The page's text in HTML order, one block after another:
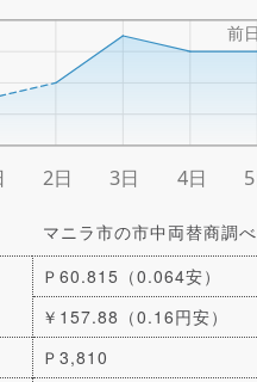
マニラ市の市中両替商調べ
Ｐ60.815（0.064安）
￥157.88（0.16円安）
Ｐ3,810